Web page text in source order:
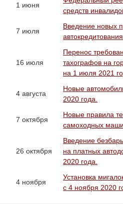
1 июня
средств
7 июля
Введение новых
16 июля
Перенос
тахографов на
на 1 июля 2021
4 августа
Новые
2020 года.
7 октября
Новые правила
самоходных
26 октября
Введение
на платных
2020 года.
4 ноября
Установка
с 4 ноября 2020